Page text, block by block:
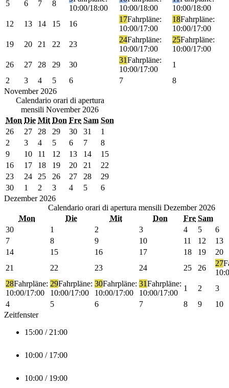
5 6 7 8
10:00/18:00
10:00/18:00
10:00/18:00
12
13 14 15 16
17Fahrpläne:
10:00/17:00
18Fahrpläne:
10:00/17:00
19
20 21 22 23
24Fahrpläne:
10:00/17:00
25Fahrpläne:
10:00/17:00
26
27 28 29 30
31Fahrpläne:
10:00/17:00
1
2
3 4 5 6 7
8
November 2026
Calendario orari di apertura
mensili November 2026
Mon Die Mit Don Fre Sam Son
26
27 28 29 30 31
1
2
3 4 5 6 7
8
9
10 11 12 13 14
15
16
17 18 19 20 21
22
23
24 25 26 27 28
29
30
1 2 3 4 5
6
Dezember 2026
Calendario orari di apertura mensili Dezember 2026
Mon
Die Mit Don Fre Sam
30
1 2 3 4 5
6
7
8 9 10 11 12
13
14
15 16 17 18 19
20
21
22 23 24 25 26
27
28Fahrpläne:
10:00/17:00
29Fahrpläne:
10:00/17:00
30Fahrpläne:
10:00/17:00
31Fahrpläne:
10:00/17:00
1 2
3
4
5 6 7 8 9
10
Zeitfenster
15:00 / 21:00
10:00 / 17:00
10:00 / 19:00